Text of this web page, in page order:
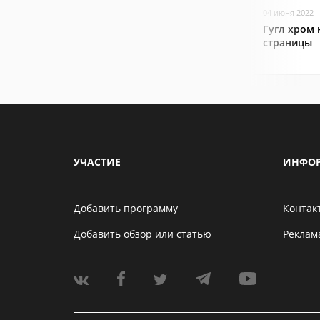
04 июня 2022
Гугл хром
страницы
УЧАСТИЕ
Добавить программу
Добавить обзор или статью